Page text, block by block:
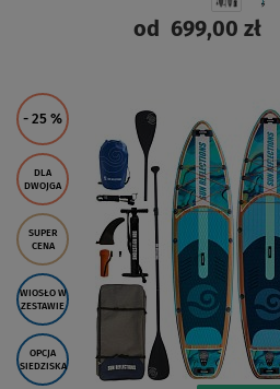
od 699,00 zł
- 25 %
DLA
DWOJGA
SUPER
CENA
WIOSŁO W
ZESTAWIE
OPCJA
SIEDZISKA